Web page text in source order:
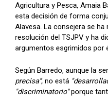
Agricultura y Pesca, Amaia
esta decisión de forma
Alavesa. La consejera se
resolución del TSJPV y ha
argumentos esgrimidos por
Según Barredo, aunque la
precisa", no está
"discriminatorio"porque